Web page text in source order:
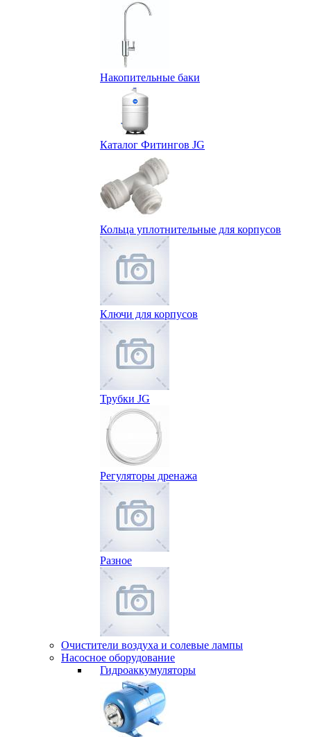
Накопительные баки
Каталог Фитингов JG
Кольца уплотнительные для корпусов
Ключи для корпусов
Трубки JG
Регуляторы дренажа
Разное
Очистители воздуха и солевые лампы
Насосное оборудование
Гидро­аккумуляторы